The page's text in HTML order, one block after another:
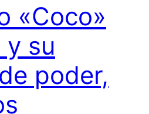
«Coco»
y su
poder,